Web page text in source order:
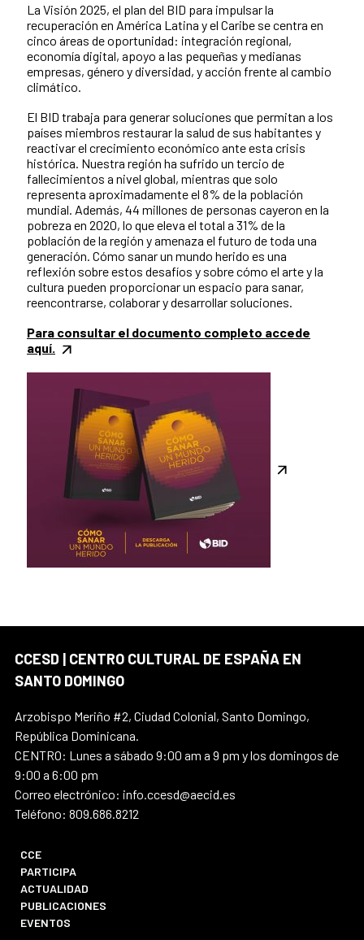
La Visión 2025, el plan del BID para impulsar la
recuperación en América Latina y el Caribe se centra en
cinco áreas de oportunidad: integración regional,
economía digital, apoyo a las pequeñas y medianas
empresas, género y diversidad, y acción frente al cambio
climático.
El BID trabaja para generar soluciones que permitan a los
países miembros restaurar la salud de sus habitantes y
reactivar el crecimiento económico ante esta crisis
histórica. Nuestra región ha sufrido un tercio de
fallecimientos a nivel global, mientras que solo
representa aproximadamente el 8% de la población
mundial. Además, 44 millones de personas cayeron en la
pobreza en 2020, lo que eleva el total a 31% de la
población de la región y amenaza el futuro de toda una
generación. Cómo sanar un mundo herido es una
reflexión sobre estos desafíos y sobre cómo el arte y la
cultura pueden proporcionar un espacio para sanar,
reencontrarse, colaborar y desarrollar soluciones.
Para consultar el documento completo accede
aquí.
CCESD | CENTRO CULTURAL DE ESPAÑA EN
SANTO DOMINGO
Arzobispo Meriño #2, Ciudad Colonial, Santo Domingo,
República Dominicana.
CENTRO: Lunes a sábado 9:00 am a 9 pm y los domingos de
9:00 a 6:00 pm
Correo electrónico: info.ccesd@aecid.es
Teléfono: 809.686.8212
CCE
PARTICIPA
ACTUALIDAD
PUBLICACIONES
EVENTOS